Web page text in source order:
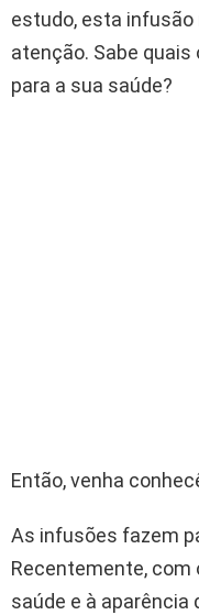
estudo, esta infusão
atenção. Sabe
para a sua saúde?
Então, venha
As infusões fazem
Recentemente, com
saúde e à aparência